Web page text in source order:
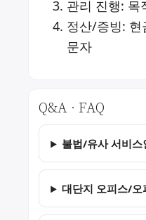
관리 진행: 목
정산/증빙: 현
문자
Q&A · FAQ
불법/유사 서비스
대단지 오피스/오